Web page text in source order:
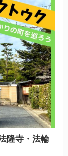
隆寺・法輪